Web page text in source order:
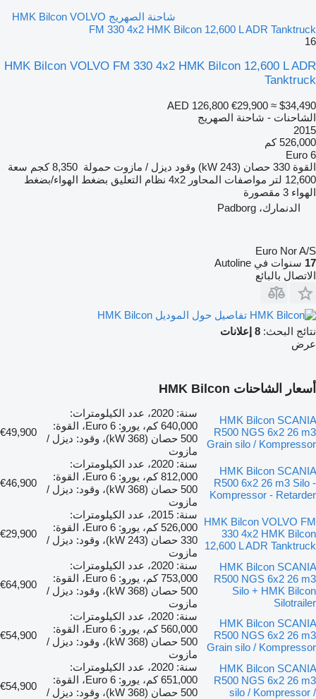
شاحنة الصهريج HMK Bilcon VOLVO
FM 330 4x2 HMK Bilcon 12,600 L ADR Tanktruck
16
HMK Bilcon VOLVO FM 330 4x2 HMK Bilcon 12,600 L ADR
Tanktruck
AED 126,800 €29,900 ≈ $34,490
الشاحنات - شاحنة الصهريج
2015
526,000 كم
Euro 6
القوة 330 حصان (243 kW) وقود ديزل / مازوت حمولة 8,350 كجم
سعة
12,600 لتر
مواصفات المحاور 4x2 نظام التعليق بضغط الهواء/بضغط
الهواء 3 مقصورة
الدنمارك، Padborg
Euro Nor A/S
17 سنوات في Autoline
الاتصال بالبائع
تفاصيل حول الموديل HMK Bilcon
نتائج البحث: 8 إعلانات
عرض
أسعار الشاحنات HMK Bilcon
HMK Bilcon SCANIA
R500 NGS 6x2 26 m3
Grain silo / Kompressor
سنة: 2020، عدد الكيلومترات:
640,000 كم، يورو: Euro 6، القوة:
500 حصان (368 kW)، وقود: ديزل /
مازوت
€49,900
HMK Bilcon SCANIA
R500 6x2 26 m3 Silo -
Kompressor - Retarder
سنة: 2020، عدد الكيلومترات:
812,000 كم، يورو: Euro 6، القوة:
500 حصان (368 kW)، وقود: ديزل /
مازوت
€46,900
HMK Bilcon VOLVO FM
330 4x2 HMK Bilcon
12,600 L ADR Tanktruck
سنة: 2015، عدد الكيلومترات:
526,000 كم، يورو: Euro 6، القوة:
330 حصان (243 kW)، وقود: ديزل /
مازوت
€29,900
HMK Bilcon SCANIA
R500 NGS 6x2 26 m3
Silo + HMK Bilcon
Silotrailer
سنة: 2020، عدد الكيلومترات:
753,000 كم، يورو: Euro 6، القوة:
500 حصان (368 kW)، وقود: ديزل /
مازوت
€64,900
HMK Bilcon SCANIA
R500 NGS 6x2 26 m3
Grain silo / Kompressor
سنة: 2020، عدد الكيلومترات:
560,000 كم، يورو: Euro 6، القوة:
500 حصان (368 kW)، وقود: ديزل /
مازوت
€54,900
HMK Bilcon SCANIA
R500 NGS 6x2 26 m3
silo / Kompressor /
سنة: 2020، عدد الكيلومترات:
651,000 كم، يورو: Euro 6، القوة:
500 حصان (368 kW)، وقود: ديزل /
€54,900